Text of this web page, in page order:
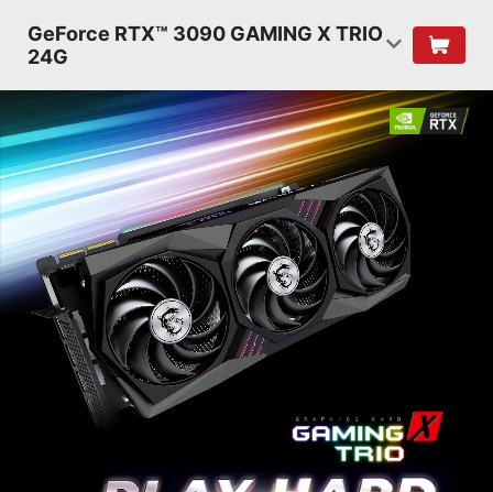
GeForce RTX™ 3090 GAMING X TRIO
24G